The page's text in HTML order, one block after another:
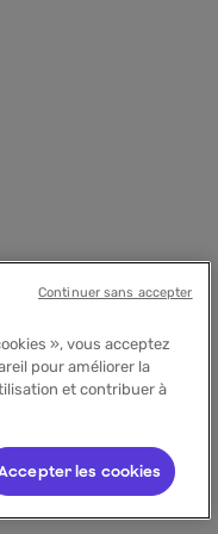
», vous acceptez
pour améliorer la
et contribuer à
les cookies
Continuer sans accepter